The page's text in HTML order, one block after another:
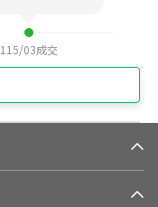
115/03成交